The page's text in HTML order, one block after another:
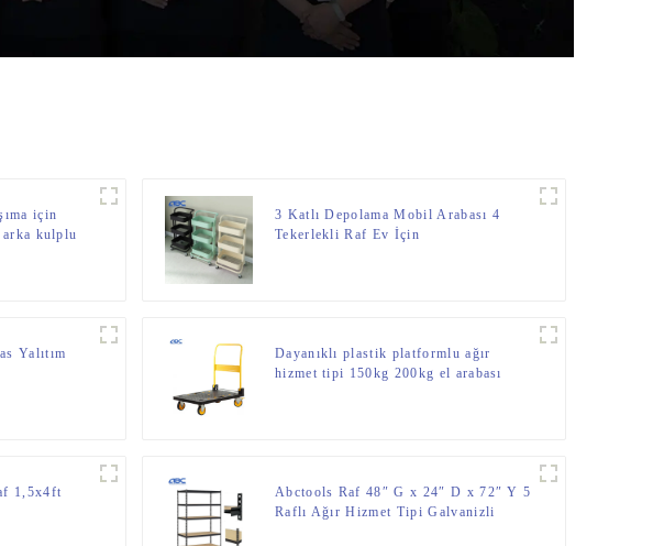
için
kulplu
3 Katlı Depolama Mobil Arabası 4
Tekerlekli Raf Ev İçin
Yalıtım
Dayanıklı plastik platformlu ağır
hizmet tipi 150kg 200kg el arabası
1,5x4ft
Abctools Raf 48″ G x 24″ D x 72″ Y 5
Raflı Ağır Hizmet Tipi Galvanizli